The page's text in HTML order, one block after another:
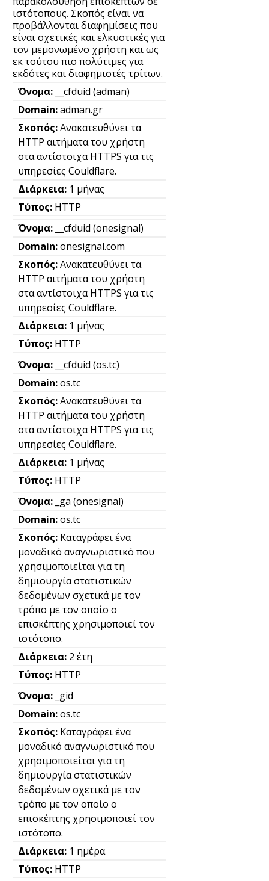
ιστότοπους. Σκοπός είναι να
προβάλλονται διαφημίσεις που
είναι σχετικές και ελκυστικές για
τον μεμονωμένο χρήστη και ως
εκ τούτου πιο πολύτιμες για
εκδότες και διαφημιστές τρίτων.
__cfduid (adman)
adman.gr
Ανακατευθύνει τα
HTTP αιτήματα του χρήστη
στα αντίστοιχα HTTPS για τις
υπηρεσίες Couldflare.
1 μήνας
HTTP
__cfduid (onesignal)
onesignal.com
Ανακατευθύνει τα
HTTP αιτήματα του χρήστη
στα αντίστοιχα HTTPS για τις
υπηρεσίες Couldflare.
1 μήνας
HTTP
__cfduid (os.tc)
os.tc
Ανακατευθύνει τα
HTTP αιτήματα του χρήστη
στα αντίστοιχα HTTPS για τις
υπηρεσίες Couldflare.
1 μήνας
HTTP
_ga (onesignal)
os.tc
Καταγράφει ένα
μοναδικό αναγνωριστικό που
χρησιμοποιείται για τη
δημιουργία στατιστικών
δεδομένων σχετικά με τον
τρόπο με τον οποίο ο
επισκέπτης χρησιμοποιεί τον
ιστότοπο.
2 έτη
HTTP
_gid
os.tc
Καταγράφει ένα
μοναδικό αναγνωριστικό που
χρησιμοποιείται για τη
δημιουργία στατιστικών
δεδομένων σχετικά με τον
τρόπο με τον οποίο ο
επισκέπτης χρησιμοποιεί τον
ιστότοπο.
1 ημέρα
HTTP